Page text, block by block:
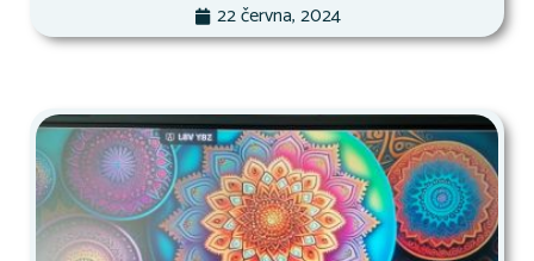
22 června, 2024